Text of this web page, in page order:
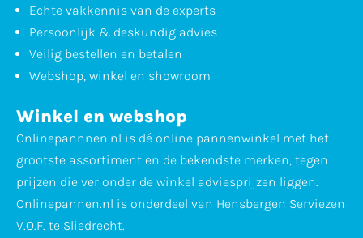
Echte vakkennis van de experts
Persoonlijk & deskundig advies
Veilig bestellen en betalen
Webshop, winkel en showroom
Winkel en webshop
Onlinepannnen.nl is dé online pannenwinkel met het
grootste assortiment en de bekendste merken, tegen
prijzen die ver onder de winkel adviesprijzen liggen.
Onlinepannen.nl is onderdeel van Hensbergen Serviezen
V.O.F. te Sliedrecht.